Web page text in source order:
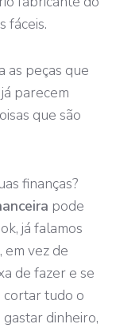
fáceis.
as peças que
parecem
que são
finanças?
pode
já falamos
em vez de
de fazer e se
cortar tudo o
dinheiro,